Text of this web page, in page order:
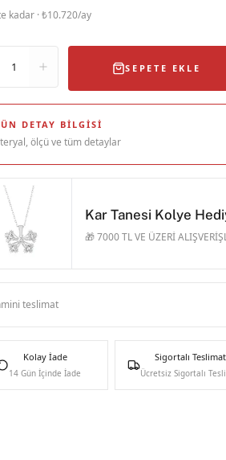
kadar · ₺10.720/ay
1 SEPETE EKLE
DETAY BILGISI
ölçü ve tüm detaylar
Kar Tanesi Kolye
🎁 7000 TL VE ÜZERİ
teslimat
Kolay İade
14 Gün İçinde İade
Sigortalı Teslimat
Ücretsiz Sigortalı